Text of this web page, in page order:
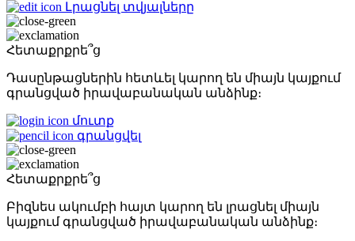
Լրացնել տվյալները
Հետաքրքրե՞ց
Դասընթացներին հետևել կարող են միայն կայքում
գրանցված իրավաբանական անձինք։
մուտք
գրանցվել
Հետաքրքրե՞ց
Բիզնես ակումբի հայտ կարող են լրացնել միայն
կայքում գրանցված իրավաբանական անձինք։